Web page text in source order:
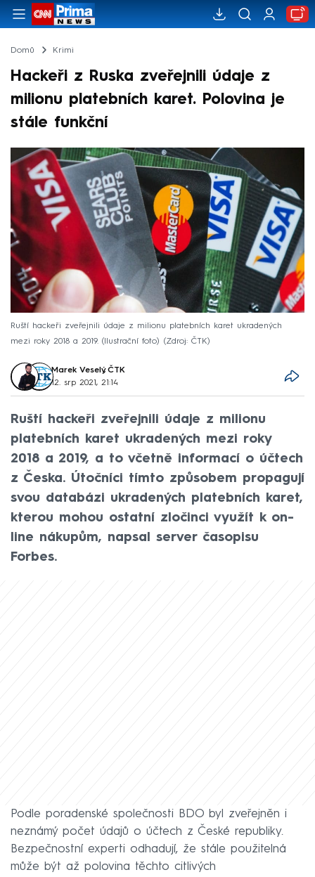
Domů Krimi
Hackeři z Ruska zveřejnili údaje z
milionu platebních karet. Polovina je
stále funkční
Ruští hackeři zveřejnili údaje z milionu platebních karet ukradených
mezi roky 2018 a 2019. (Ilustrační foto)
Zdroj: ČTK
Marek Veselý, ČTK
12. srp 2021, 21:14
Ruští hackeři zveřejnili údaje z milionu
platebních karet ukradených mezi roky
2018 a 2019, a to včetně informací o účtech
z Česka. Útočníci tímto způsobem propagují
svou databázi ukradených platebních karet,
kterou mohou ostatní zločinci využít k on-
line nákupům, napsal server časopisu
Forbes.
Podle poradenské společnosti BDO byl zveřejněn i
neznámý počet údajů o účtech z České republiky.
Bezpečnostní experti odhadují, že stále použitelná
může být až polovina těchto citlivých